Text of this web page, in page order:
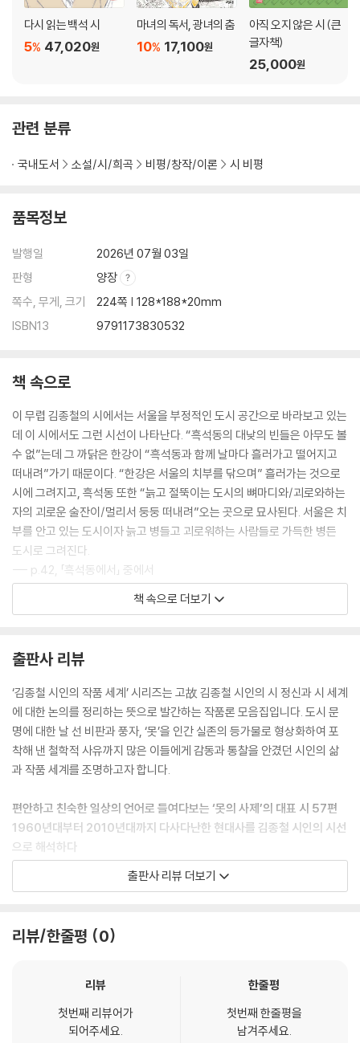
어머니의 장롱―초또마을 시편 2 … 143
국수―초또마을 시편 7 … 147
빨래―초또마을 시편 8 … 150
봄날은 간다 … 162
귀향―순례 시편 4 … 168
슬픈 고엽제 노래―못의 사회학 1 … 177
노숙자를 위한 기도―못의 사회학 4 … 186
죽은 시인의 사회―못의 사회학 8 … 190
수의는 주머니가 없다―못의 사회학 14 … 193
우리들의 묘비명 … 205
둘레길에서 … 208
절두산 부활의 집 … 210
평생 너로 살다가 … 213
시의 순례 … 216
김종철 시인 연보 … 218
다시 읽는 백석 시
47,020원
5%
마녀의 독서, 광녀의 춤
17,100원
10%
아직 오지 않은 시 (큰
글자책)
25,000원
관련 분류
국내도서 소설/시/희곡 비평/창작/이론 시 비평
품목정보
발행일
2026년 07월 03일
판형
양장
쪽수, 무게, 크기
224쪽 | 128*188*20mm
ISBN13
9791173830532
책 속으로
이 무렵 김종철의 시에서는 서울을 부정적인 도시 공간으로 바라보고 있는
데 이 시에서도 그런 시선이 나타난다. “흑석동의 대낮의 빈들은 아무도 볼
수 없”는데 그 까닭은 한강이 “흑석동과 함께 날마다 흘러가고 떨어지고
떠내려”가기 때문이다. “한강은 서울의 치부를 닦으며” 흘러가는 것으로
시에 그려지고, 흑석동 또한 “늙고 절뚝이는 도시의 뼈마디와/괴로와하는
자의 괴로운 술잔이/멀리서 둥둥 떠내려”오는 곳으로 묘사된다. 서울은 치
부를 안고 있는 도시이자 늙고 병들고 괴로워하는 사람들로 가득한 병든
도시로 그려진다.
--- p.42, 「흑석동에서」 중에서
1970년대의 서울을 그린 김종철의 시는 해방기 오장환의 「병든 서울」의
은 개발독재 시대를 살아간 개인의 병든 내면 풍경이자 시대를 비추는 거
울이었다. 시의 마지막 부분에서 서울이 목을 매는 것으로 그려지지만 죽
어 가는 것은 서울만은 아니었다. 비대해진 서울에서 시름시름 병들어 가
는 사람들도 서로의 목을 조이며 그렇게 죽어 가고 있었을 것이다. 괴물처
럼 비정상적으로 거대해진 오늘의 서울을 떠올릴 때 김종철의 이 시는 성
장 중심의 자본주의가 서울과 서울에서 살아가는 사람들을 어떻게 병들게
--- p.50~51, 「서울의 유서」 중에서
빗소리를 들으며 잠에 든 시인과 어린 두 딸이 공교롭게도 꿈속에서 서로
를 만나는 꿈을 꾸었던 경험이 이 시를 쓰게 한 것이 아닐까 싶다. 화자의
꿈과 어린 두 딸의 꿈이 같지는 않았겠지만 “밖을 적시는” 비처럼 현실의
장면과 꿈속의 장면이 서로 섞여들면서 화자와 어린 두 딸은 꿈속에서도
길을 걸었”지만 “너무 멀리 나가진 않고 일박으로 되돌아”온다. 꿈은 현실
김종철 시의 자리를 엿볼 수 있었다.
--- p.74, 「몸1」 중에서
책 속으로 더보기
출판사 리뷰
‘김종철 시인의 작품 세계’ 시리즈는 고故 김종철 시인의 시 정신과 시 세계
에 대한 논의를 정리하는 뜻으로 발간하는 작품론 모음집입니다. 도시 문
명에 대한 날 선 비판과 풍자, ‘못’을 인간 실존의 등가물로 형상화하여 포
착해 낸 철학적 사유까지 많은 이들에게 감동과 통찰을 안겼던 시인의 삶
과 작품 세계를 조명하고자 합니다.
편안하고 친숙한 일상의 언어로 들여다보는 ‘못의 사제’의 대표 시 57편
1960년대부터 2010년대까지 다사다난한 현대사를 김종철 시인의 시선
으로 해석하다
1999년 문화일보 신춘문예를 통해 문학평론가로 문단에 나온 이래 《서정
철 대표 시 읽기》가 출간되었다. 대학에서 국문학과 교수로 재임하며 학생
기를 건네듯 일상적이고 친숙한 시선으로 들여다본다. 시 전문(全文)을
상과 함께 당시 시 작품이 지닌 사회적‧문학적 의미를 짚어본다.
출판사 리뷰 더보기
리뷰/한줄평 0
리뷰
첫번째 리뷰어가
되어주세요.
한줄평
첫번째 한줄평을
남겨주세요.